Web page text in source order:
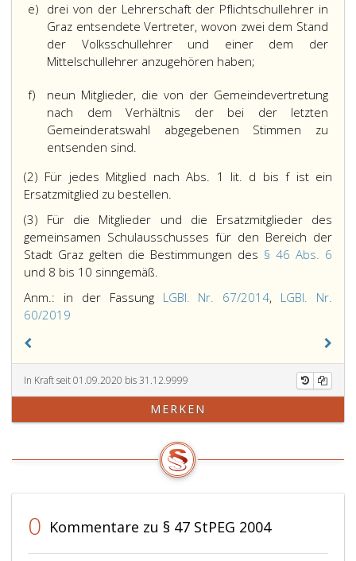
e) drei von der Lehrerschaft der Pflichtschullehrer in
Graz entsendete Vertreter, wovon zwei dem Stand
der Volksschullehrer und einer dem der
Mittelschullehrer anzugehören haben;
f)
neun Mitglieder, die von der Gemeindevertretung
nach dem Verhältnis der bei der letzten
Gemeinderatswahl abgegebenen Stimmen zu
entsenden sind.
(2) Für jedes Mitglied nach Abs. 1 lit. d bis f ist ein
Ersatzmitglied zu bestellen.
(3) Für die Mitglieder und die Ersatzmitglieder des
gemeinsamen Schulausschusses für den Bereich der
Stadt Graz gelten die Bestimmungen des § 46 Abs. 6
und 8 bis 10 sinngemäß.
Anm.: in der Fassung LGBl. Nr. 67/2014, LGBl. Nr.
60/2019
In Kraft seit 01.09.2020 bis 31.12.9999
MERKEN
0 Kommentare zu § 47 StPEG 2004